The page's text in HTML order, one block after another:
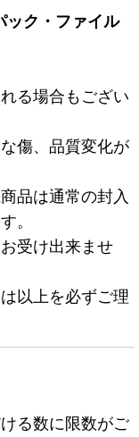
ック・ファイル
る場合もござい
傷、品質変化が
品は通常の封入
。
受け出来ませ
以上を必ずご理
る数に限数がご